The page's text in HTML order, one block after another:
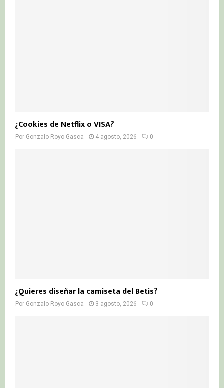
¿Cookies de Netflix o VISA?
Por Gonzalo Royo Gasca 4 agosto, 2026 0
¿Quieres diseñar la camiseta del Betis?
Por Gonzalo Royo Gasca 3 agosto, 2026 0